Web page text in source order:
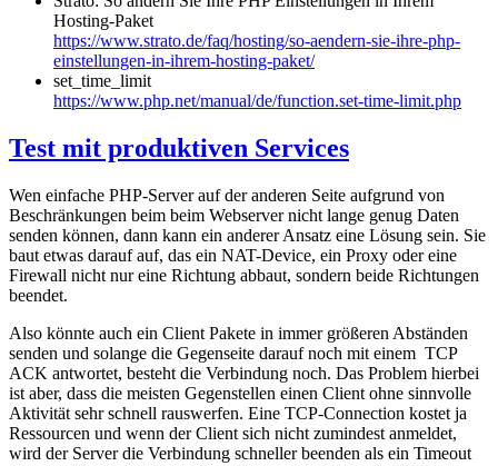
Hosting-Paket
https://www.strato.de/faq/hosting/so-aendern-sie-ihre-php-
einstellungen-in-ihrem-hosting-paket/
set_time_limit
https://www.php.net/manual/de/function.set-time-limit.php
Test mit produktiven Services
Wen einfache PHP-Server auf der anderen Seite aufgrund von
Beschränkungen beim beim Webserver nicht lange genug Daten
senden können, dann kann ein anderer Ansatz eine Lösung sein. Sie
baut etwas darauf auf, das ein NAT-Device, ein Proxy oder eine
Firewall nicht nur eine Richtung abbaut, sondern beide Richtungen
beendet.
Also könnte auch ein Client Pakete in immer größeren Abständen
senden und solange die Gegenseite darauf noch mit einem TCP
ACK antwortet, besteht die Verbindung noch. Das Problem hierbei
ist aber, dass die meisten Gegenstellen einen Client ohne sinnvolle
Aktivität sehr schnell rauswerfen. Eine TCP-Connection kostet ja
Ressourcen und wenn der Client sich nicht zumindest anmeldet,
wird der Server die Verbindung schneller beenden als ein Timeout